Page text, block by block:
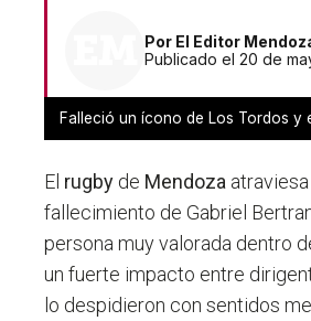
Por El Editor
Publicado el 20 de
Falleció un ícono de Los Tordos y
El rugby de Mendoza
fallecimiento de Gabriel
persona muy valorada dentro
un fuerte impacto entre
lo despidieron con sentidos